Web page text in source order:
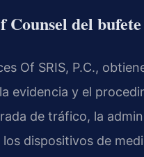
Counsel del
Of SRIS, P.C.,
evidencia y el
de tráfico, la
dispositivos de